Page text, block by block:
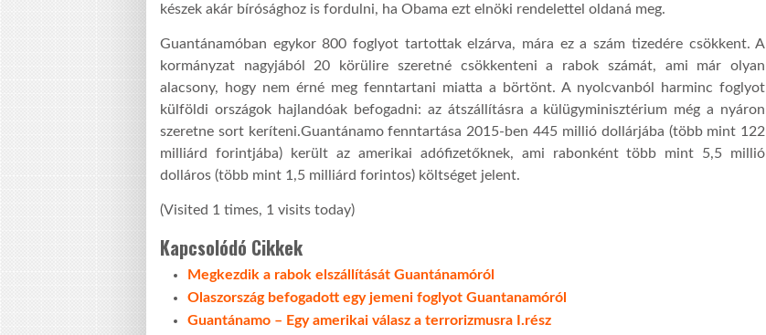
készek akár bírósághoz is fordulni, ha Obama ezt elnöki rendelettel oldaná meg.
Guantánamóban egykor 800 foglyot tartottak elzárva, mára ez a szám tizedére csökkent. A
kormányzat nagyjából 20 körülire szeretné csökkenteni a rabok számát, ami már olyan
alacsony, hogy nem érné meg fenntartani miatta a börtönt. A nyolcvanból harminc foglyot
külföldi országok hajlandóak befogadni: az átszállításra a külügyminisztérium még a nyáron
szeretne sort keríteni.Guantánamo fenntartása 2015-ben 445 millió dollárjába (több mint 122
milliárd forintjába) került az amerikai adófizetőknek, ami rabonként több mint 5,5 millió
dolláros (több mint 1,5 milliárd forintos) költséget jelent.
(Visited 1 times, 1 visits today)
Kapcsolódó Cikkek
Megkezdik a rabok elszállítását Guantánamóról
Olaszország befogadott egy jemeni foglyot Guantanamóról
Guantánamo – Egy amerikai válasz a terrorizmusra I.rész